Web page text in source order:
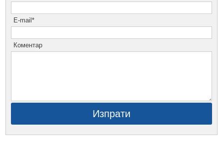
E-mail*
Коментар
Изпрати